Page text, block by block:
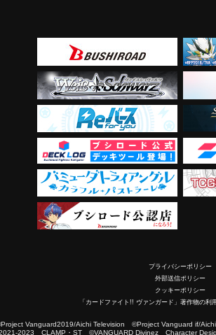
プライバシーポリシー
外部送信ポリシー
クッキーポリシー
「カードファイト!! ヴァンガード」著作物の利
Vanguard2019/Aichi Television ©Project Vanguard if/
2023 CLAMP・ST ©VANGUARD Divinez Character